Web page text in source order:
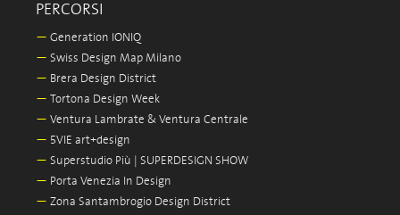
PERCORSI
— Generation IONIQ
— Swiss Design Map Milano
— Brera Design District
— Tortona Design Week
— Ventura Lambrate & Ventura Centrale
— 5VIE art+design
— Superstudio Più | SUPERDESIGN SHOW
— Porta Venezia In Design
— Zona Santambrogio Design District